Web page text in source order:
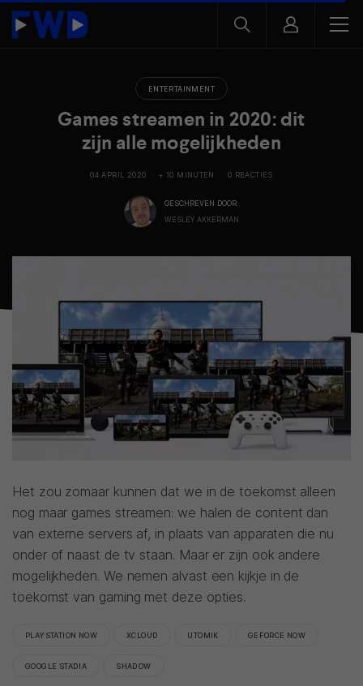
ENTERTAINMENT
Games streamen in 2020: dit
zijn alle mogelijkheden
04 APRIL 2020 + 10 MINUTEN 0 REACTIES
GESCHREVEN DOOR
WESLEY AKKERMAN
Het zou zomaar kunnen dat we in de toekomst alleen
nog maar games streamen: we halen de content dan
van externe servers af, in plaats van apparaten die nu
onder of naast de tv staan. Maar er zijn ook andere
mogelijkheden. We nemen alvast een kijkje in de
toekomst van gaming met deze opties.
PLAYSTATION NOW XCLOUD UTOMIK GEFORCE NOW
GOOGLE STADIA SHADOW